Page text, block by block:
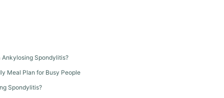
Spondylitis?
Meal Plan for Busy People
Spondylitis?